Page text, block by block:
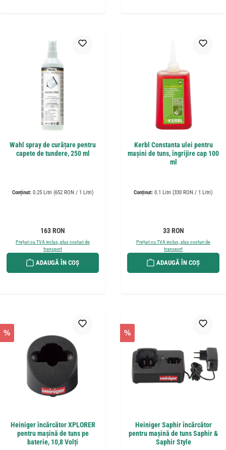
Wahl spray de curățare pentru
capete de tundere, 250 ml
Conținut: 0.25 Litri (652 RON / 1 Litri)
Preț obișnuit:
163 RON
Prețuri cu TVA inclus, plus costuri de
transport
ADAUGĂ ÎN COȘ
Kerbl Constanta ulei pentru
mașini de tuns, îngrijire cap 100
ml
Conținut: 0.1 Litri (330 RON / 1 Litri)
Preț obișnuit:
33 RON
Prețuri cu TVA inclus, plus costuri de
transport
ADAUGĂ ÎN COȘ
%
Heiniger încărcător XPLORER
pentru mașină de tuns pe
baterie, 10,8 Volți
%
Heiniger Saphir încărcător
pentru mașină de tuns Saphir &
Saphir Style